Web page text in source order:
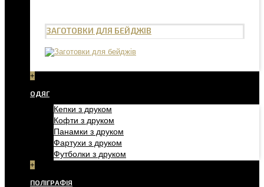
ЗАГОТОВКИ ДЛЯ БЕЙДЖІВ
+
ОДЯГ
Кепки з друком
Кофти з друком
Панамки з друком
Фартухи з друком
Футболки з друком
+
ПОЛІГРАФІЯ